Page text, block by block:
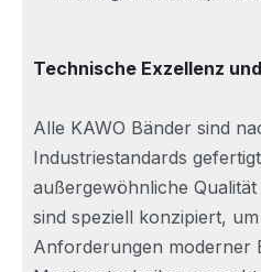
Technische Exzellenz
Alle KAWO Bänder sind
Industriestandards
außergewöhnliche
sind speziell konzipiert,
Anforderungen moderner